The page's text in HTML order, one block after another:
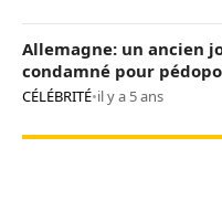
Allemagne: un ancien
condamné pour
CÉLÉBRITÉ•il y a 5 ans